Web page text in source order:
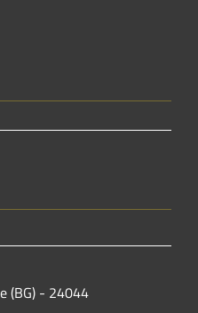
(BG) - 24044